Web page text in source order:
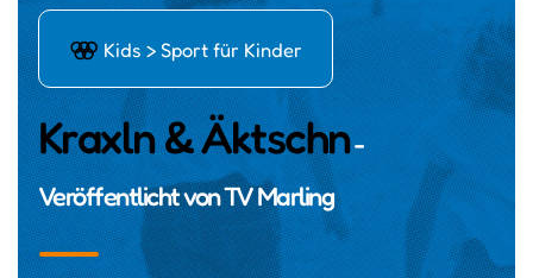
ł Kids > Sport für Kinder
Kraxln & Äktschn-
Veröffentlicht vonTV Marling